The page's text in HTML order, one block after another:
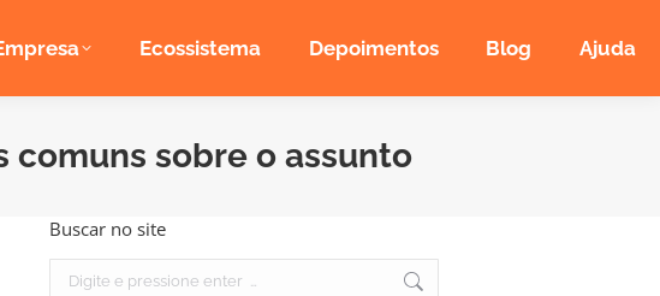
Ecossistema Depoimentos Blog Ajuda
comuns sobre o assunto
Buscar no site
Search: